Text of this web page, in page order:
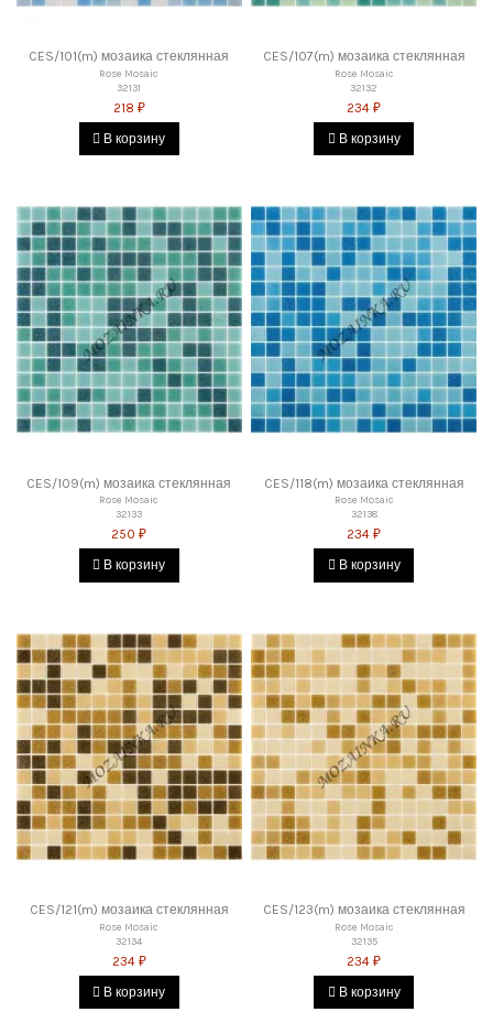
CES/101(m) мозаика стеклянная
Rose Mosaic
32131
218 ₽
В корзину
CES/107(m) мозаика стеклянная
Rose Mosaic
32132
234 ₽
В корзину
CES/109(m) мозаика стеклянная
Rose Mosaic
32133
250 ₽
В корзину
CES/118(m) мозаика стеклянная
Rose Mosaic
32138
234 ₽
В корзину
CES/121(m) мозаика стеклянная
Rose Mosaic
32134
234 ₽
В корзину
CES/123(m) мозаика стеклянная
Rose Mosaic
32135
234 ₽
В корзину